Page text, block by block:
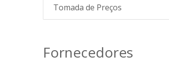
Tomada de Preços
Fornecedores